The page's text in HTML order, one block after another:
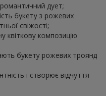
романтичний дует;
букету з рожевих
свіжості;
квіткову композицію
букету рожевих троянд
і створює відчуття